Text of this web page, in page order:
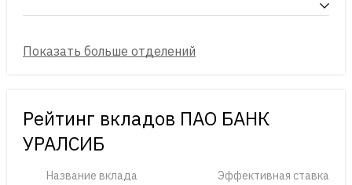
Рейтинг вкладов ПАО БАНК
УРАЛСИБ
Название вклада Эффективная ставка